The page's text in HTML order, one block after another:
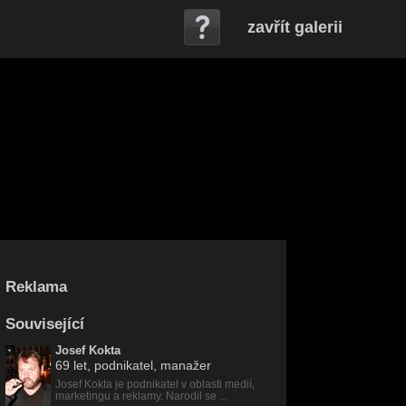
zavřít galerii
Reklama
Související
Josef Kokta
69 let , podnikatel, manažer
Josef Kokta je podnikatel v oblasti medií,
marketingu a reklamy. Narodil se ...